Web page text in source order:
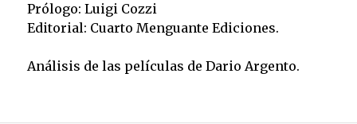
Prólogo: Luigi Cozzi
Editorial: Cuarto Menguante Ediciones.
Análisis de las películas de Dario Argento.